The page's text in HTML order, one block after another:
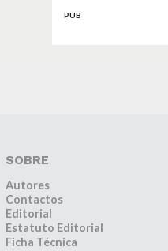
PUB
SOBRE
Autores
Contactos
Editorial
Estatuto Editorial
Ficha Técnica